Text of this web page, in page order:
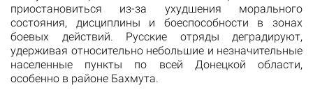
приостановиться из-за ухудшения морального
состояния, дисциплины и боеспособности в зонах
боевых действий. Русские отряды деградируют,
удерживая относительно небольшие и незначительные
населенные пункты по всей Донецкой области,
особенно в районе Бахмута.